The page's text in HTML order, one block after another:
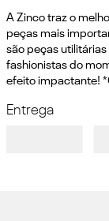
A Zinco traz o
peças mais
são peças
fashionistas do
efeito impactante!
Entrega